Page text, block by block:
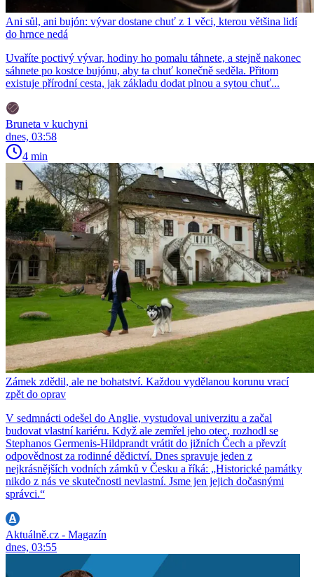
Ani sůl, ani bujón: vývar dostane chuť z 1 věci, kterou většina lidí
do hrnce nedá
Uvaříte poctivý vývar, hodiny ho pomalu táhnete, a stejně nakonec
sáhnete po kostce bujónu, aby ta chuť konečně seděla. Přitom
existuje přírodní cesta, jak základu dodat plnou a sytou chuť...
Bruneta v kuchyni
dnes, 03:58
4 min
Zámek zdědil, ale ne bohatství. Každou vydělanou korunu vrací
zpět do oprav
V sedmnácti odešel do Anglie, vystudoval univerzitu a začal
budovat vlastní kariéru. Když ale zemřel jeho otec, rozhodl se
Stephanos Germenis-Hildprandt vrátit do jižních Čech a převzít
odpovědnost za rodinné dědictví. Dnes spravuje jeden z
nejkrásnějších vodních zámků v Česku a říká: „Historické památky
nikdo z nás ve skutečnosti nevlastní. Jsme jen jejich dočasnými
správci.“
Aktuálně.cz - Magazín
dnes, 03:55